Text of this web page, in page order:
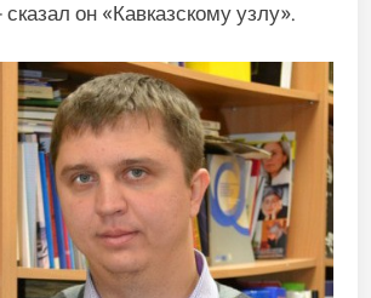
он «Кавказскому узлу».